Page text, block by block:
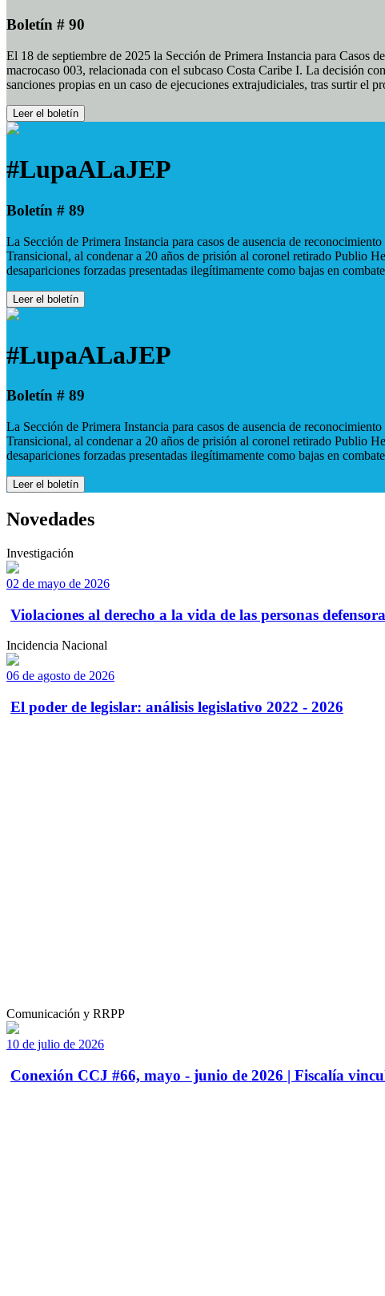
Boletín # 90
El 18 de septiembre de 2025 la Sección de Primera Instancia para Casos
macrocaso 003, relacionada con el subcaso Costa Caribe I. La decisión
sanciones propias en un caso de ejecuciones extrajudiciales, tras surtir el
Leer el boletín
#LupaALaJEP
Boletín # 89
La Sección de Primera Instancia para casos de ausencia de
Transicional, al condenar a 20 años de prisión al coronel retirado Publio
desapariciones forzadas presentadas ilegítimamente como bajas en
Leer el boletín
#LupaALaJEP
Boletín # 89
La Sección de Primera Instancia para casos de ausencia de
Transicional, al condenar a 20 años de prisión al coronel retirado Publio
desapariciones forzadas presentadas ilegítimamente como bajas en
Leer el boletín
Novedades
Investigación
02 de mayo de 2026
Violaciones al derecho a la vida de las personas
Incidencia Nacional
06 de agosto de 2026
El poder de legislar: análisis legislativo 2022 - 2026
Comunicación y RRPP
10 de julio de 2026
Conexión CCJ #66, mayo - junio de 2026 | Fiscalía